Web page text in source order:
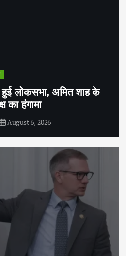
हुई लोकसभा, अमित शाह के
का हंगामा
August 6, 2026